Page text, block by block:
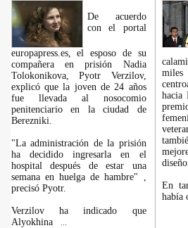
De acuerdo
con el portal
europapress.es, el esposo de su
compañera en prisión Nadia
Tolokonikova, Pyotr Verzilov,
explicó que la joven de 24 años
fue llevada al nosocomio
penitenciario en la ciudad de
Berezniki.
"La administración de la prisión
ha decidido ingresarla en el
hospital después de estar una
semana en huelga de hambre" ,
precisó Pyotr.
Verzilov ha indicado que
Alyokhina
hacia
En
había